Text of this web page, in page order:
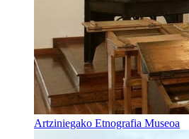
Artziniegako Etnografia Museoa